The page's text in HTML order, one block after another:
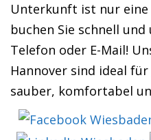
Unterkunft ist nur
buchen Sie schnell
Telefon oder E-Mail!
Hannover sind ideal
sauber, komfortabel